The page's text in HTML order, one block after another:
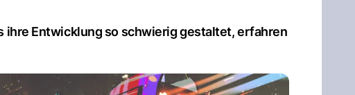
ihre Entwicklung so schwierig gestaltet, erfahren